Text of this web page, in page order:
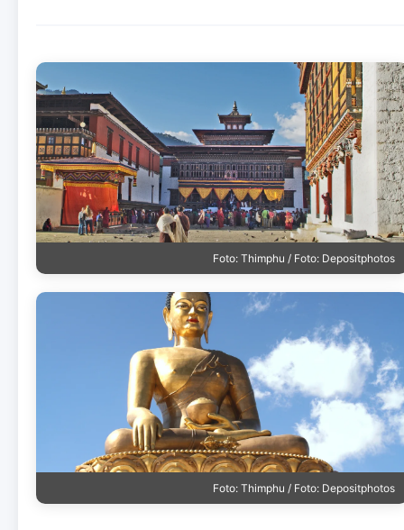
Foto: Thimphu / Foto: Depositphotos
Foto: Thimphu / Foto: Depositphotos